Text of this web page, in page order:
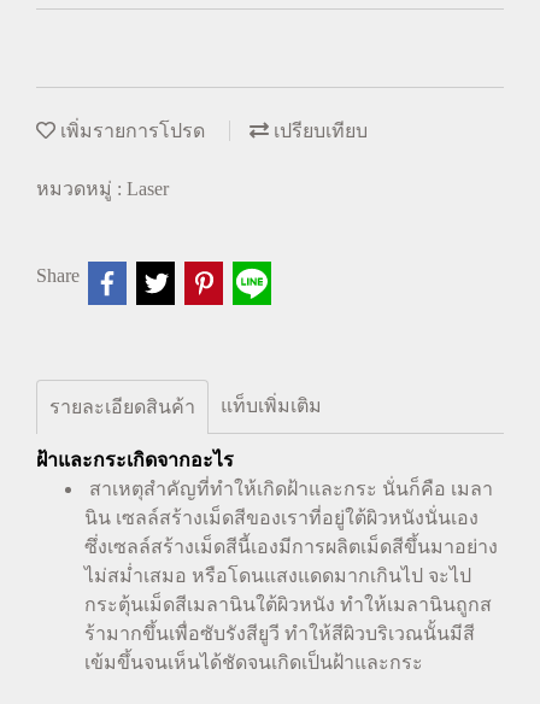
เพิ่มรายการโปรด เปรียบเทียบ
หมวดหมู่ : Laser
Share
รายละเอียดสินค้า แท็บเพิ่มเติม
ฝ้าและกระเกิดจากอะไร
สาเหตุสำคัญที่ทำให้เกิดฝ้าและกระ นั่นก็คือ เมลา
นิน เซลล์สร้างเม็ดสีของเราที่อยู่ใต้ผิวหนังนั่นเอง
ซึ่งเซลล์สร้างเม็ดสีนี้เองมีการผลิตเม็ดสีขึ้นมาอย่าง
ไม่สม่ำเสมอ หรือโดนแสงแดดมากเกินไป จะไป
กระตุ้นเม็ดสีเมลานินใต้ผิวหนัง ทำให้เมลานินถูกส
ร้ามากขึ้นเพื่อซับรังสียูวี ทำให้สีผิวบริเวณนั้นมีสี
เข้มขึ้นจนเห็นได้ชัดจนเกิดเป็นฝ้าและกระ